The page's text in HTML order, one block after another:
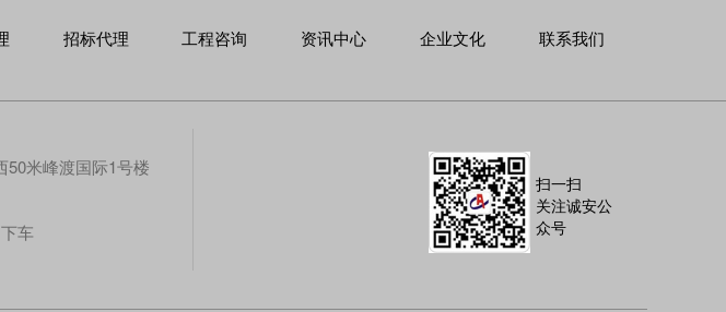
招标代理 工程咨询 资讯中心 企业文化 联系我们
米峰渡国际1号楼
车
扫一扫
关注诚安公
众号